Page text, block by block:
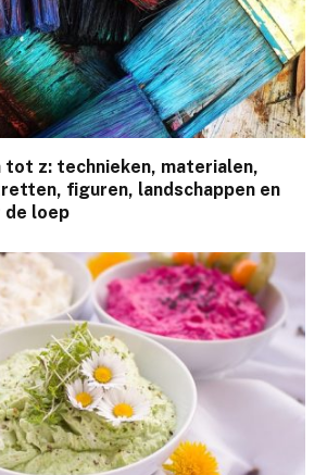
tot z: technieken, materialen,
figuren, landschappen en
de loep